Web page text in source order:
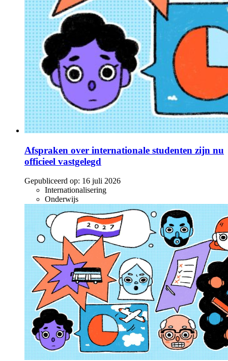
Afspraken over internationale studenten zijn nu
officieel vastgelegd
Gepubliceerd op: 16 juli 2026
Internationalisering
Onderwijs